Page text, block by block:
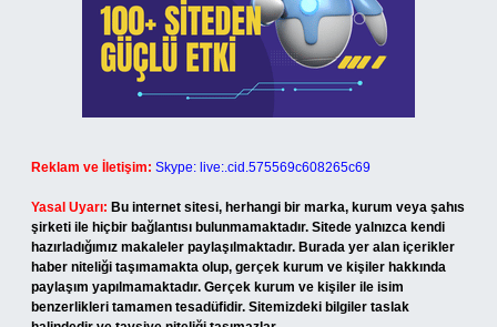
Reklam ve İletişim: Skype: live:.cid.575569c608265c69
Yasal Uyarı: Bu internet sitesi, herhangi bir marka, kurum veya şahıs
şirketi ile hiçbir bağlantısı bulunmamaktadır. Sitede yalnızca kendi
hazırladığımız makaleler paylaşılmaktadır. Burada yer alan içerikler
haber niteliği taşımamakta olup, gerçek kurum ve kişiler hakkında
paylaşım yapılmamaktadır. Gerçek kurum ve kişiler ile isim
benzerlikleri tamamen tesadüfidir. Sitemizdeki bilgiler taslak